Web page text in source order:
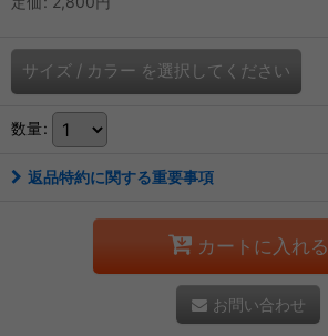
サイズ / カラー を選択してください
数量:
返品特約に関する重要事項
カートに入れる
お問い合わせ